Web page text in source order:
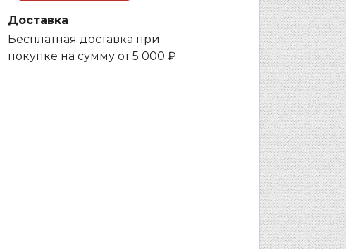
Доставка
Бесплатная доставка при
покупке на сумму от 5 000 ₽